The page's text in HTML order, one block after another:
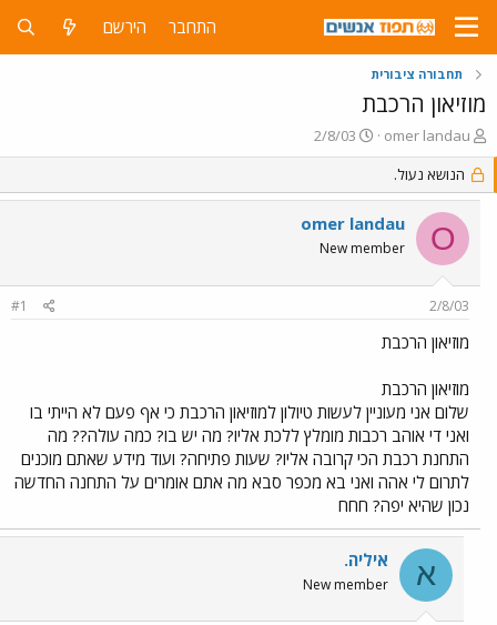
התחבר הירשם
תחבורה ציבורית
מוזיאון הרכבת
פ
ו
ת
ח
נ
omer landau
פ
ו
ס
ם
ב
ת
2/8/03
הנושא נעול.
O
omer landau
New member
2/8/03
#1
מוזיאון הרכבת
מוזיאון הרכבת
שלום אני מעוניין לעשות טיולון למוזיאון הרכבת כי אף פעם לא הייתי בו
ואני די אוהב רכבות מומלץ ללכת אליו? מה יש בו? כמה עולה?? מה
התחנת רכבת הכי קרובה אליו? שעות פתיחה? ועוד מידע שאתם מוכנים
לתרום לי אהה ואני בא מכפר סבא מה אתם אומרים על התחנה החדשה
נכון שהיא יפה? חחח
א איליה.
New member